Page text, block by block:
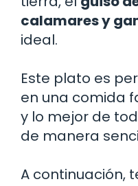
calamares y
ideal.
Este plato es
en una comida
y lo mejor de
de manera
A continuación,